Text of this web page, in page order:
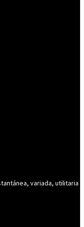
variada, utilitaria